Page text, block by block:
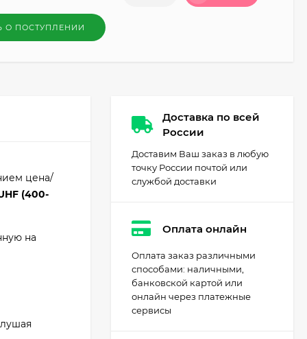
О ПОСТУПЛЕНИИ
цена/
(400-
на
Доставка по всей
России
Доставим Ваш заказ в любую
точку России почтой или
службой доставки
Оплата онлайн
Оплата заказ различными
способами: наличными,
банковской картой или
онлайн через платежные
сервисы